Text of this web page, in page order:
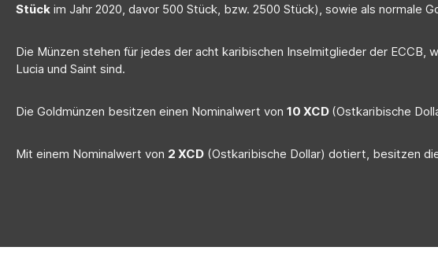
Stück im Jahr 2020, davor 500 Stück, bzw. 2500 Stück), sowie als normale
Die Münzen stehen für jedes der acht karibischen Inselmitglieder der ECCB,
Lucia und Saint sind.
Die Goldmünzen besitzen einen Nominalwert von 10 XCD (Ostkaribische
Mit einem Nominalwert von 2 XCD (Ostkaribische Dollar) dotiert, besitzen